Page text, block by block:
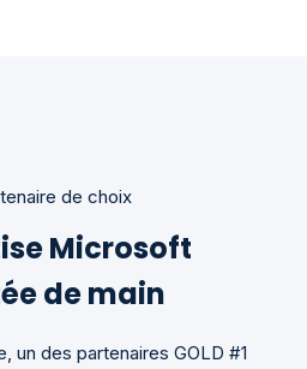
de choix
Microsoft
de main
un des partenaires GOLD #1